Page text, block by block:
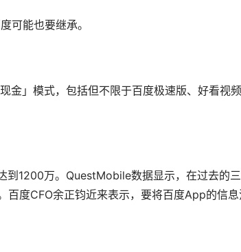
可能也要继承。
」模式，包括但不限于百度极速版、好看视频
到1200万。QuestMobile数据显示，在过去的
度CFO余正钧近来表示，要将百度App的信